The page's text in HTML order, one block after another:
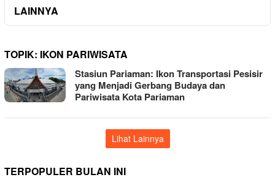
LAINNYA
TOPIK: IKON PARIWISATA
Stasiun Pariaman: Ikon Transportasi Pesisir
yang Menjadi Gerbang Budaya dan
Pariwisata Kota Pariaman
Lihat Lainnya
TERPOPULER BULAN INI